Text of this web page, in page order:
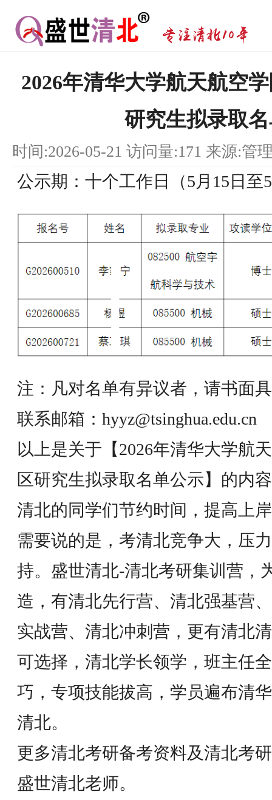
2026年清华大学航天航空
研究生拟录取
时间:2026-05-21 访问量:171 来源:管
公示期：十个工作日（5月15日至
注：凡对名单有异议者，请书面
联系邮箱：hyyz@tsinghua.edu.cn
以上是关于【2026年清华大学航
区研究生拟录取名单公示】的内
清北的同学们节约时间，提高上
需要说的是，考清北竞争大，压
持。盛世清北-清北考研集训营，
造，有清北先行营、清北强基营
实战营、清北冲刺营，更有清北
可选择，清北学长领学，班主任
巧，专项技能拔高，学员遍布清
清北。
更多清北考研备考资料及清北考
盛世清北老师。